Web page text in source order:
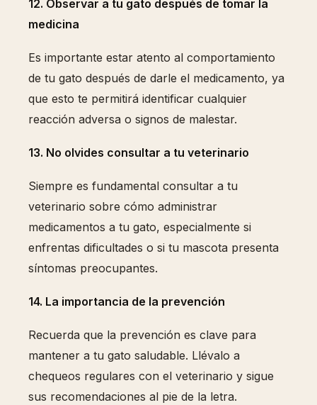
12. Observar a tu gato después de tomar la
medicina
Es importante estar atento al comportamiento
de tu gato después de darle el medicamento, ya
que esto te permitirá identificar cualquier
reacción adversa o signos de malestar.
13. No olvides consultar a tu veterinario
Siempre es fundamental consultar a tu
veterinario sobre cómo administrar
medicamentos a tu gato, especialmente si
enfrentas dificultades o si tu mascota presenta
síntomas preocupantes.
14. La importancia de la prevención
Recuerda que la prevención es clave para
mantener a tu gato saludable. Llévalo a
chequeos regulares con el veterinario y sigue
sus recomendaciones al pie de la letra.